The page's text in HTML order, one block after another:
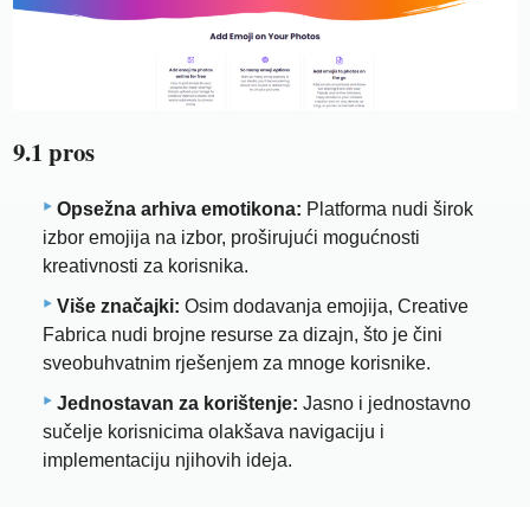
9.1 pros
Opsežna arhiva emotikona: Platforma nudi širok
izbor emojija na izbor, proširujući mogućnosti
kreativnosti za korisnika.
Više značajki: Osim dodavanja emojija, Creative
Fabrica nudi brojne resurse za dizajn, što je čini
sveobuhvatnim rješenjem za mnoge korisnike.
Jednostavan za korištenje: Jasno i jednostavno
sučelje korisnicima olakšava navigaciju i
implementaciju njihovih ideja.